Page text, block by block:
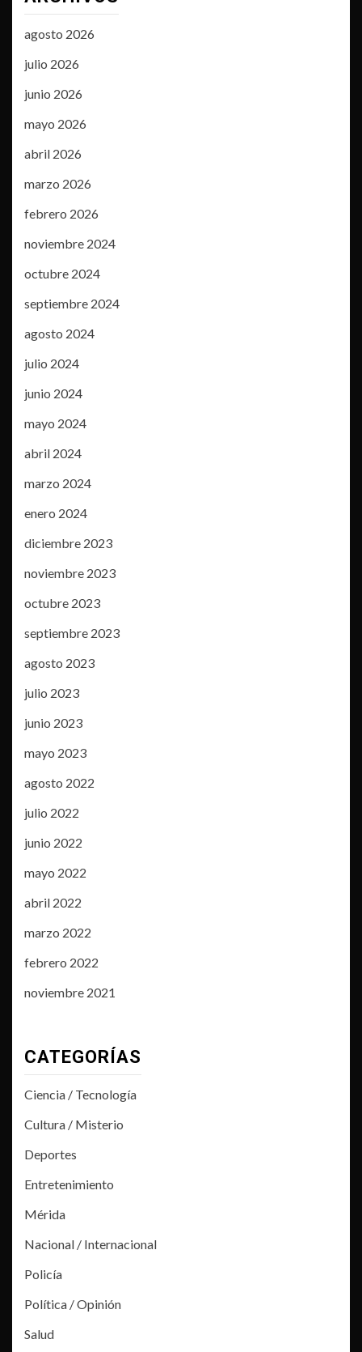
agosto 2026
julio 2026
junio 2026
mayo 2026
abril 2026
marzo 2026
febrero 2026
noviembre 2024
octubre 2024
septiembre 2024
agosto 2024
julio 2024
junio 2024
mayo 2024
abril 2024
marzo 2024
enero 2024
diciembre 2023
noviembre 2023
octubre 2023
septiembre 2023
agosto 2023
julio 2023
junio 2023
mayo 2023
agosto 2022
julio 2022
junio 2022
mayo 2022
abril 2022
marzo 2022
febrero 2022
noviembre 2021
CATEGORÍAS
Ciencia / Tecnología
Cultura / Misterio
Deportes
Entretenimiento
Mérida
Nacional / Internacional
Policía
Política / Opinión
Salud